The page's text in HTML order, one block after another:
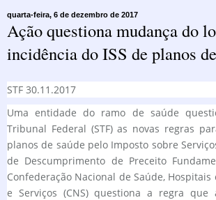
quarta-feira, 6 de dezembro de 2017
Ação questiona mudança do
incidência do ISS de planos
STF 30.11.2017
Uma entidade do ramo de saúde
Tribunal Federal (STF) as novas regras
planos de saúde pelo Imposto sobre
de Descumprimento de Preceito
Confederação Nacional de Saúde, Hospitais
e Serviços (CNS) questiona a regra